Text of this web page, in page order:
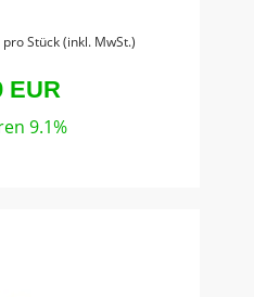
pro Stück (inkl. MwSt.)
EUR
9.1%